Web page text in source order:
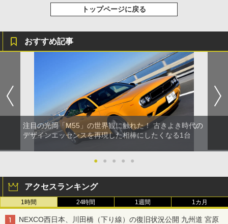
トップページに戻る
おすすめ記事
注目の光岡「M55」の世界観に触れた！ 古きよき時代の
デザインエッセンスを再現した相棒にしたくなる1台
● ● ● ● ●
アクセスランキング
1時間 24時間 1週間 1カ月
NEXCO西日本、川田橋（下り線）の復旧状況公開 九州道 宮原